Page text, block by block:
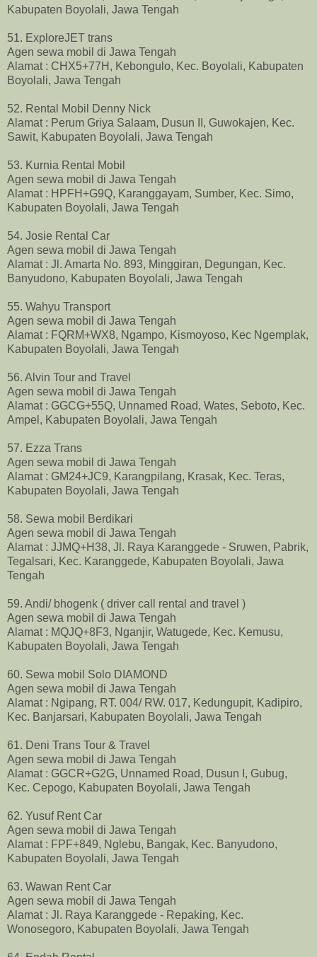
Kabupaten Boyolali, Jawa Tengah
51. ExploreJET trans
Agen sewa mobil di Jawa Tengah
Alamat : CHX5+77H, Kebongulo, Kec. Boyolali, Kabupaten
Boyolali, Jawa Tengah
52. Rental Mobil Denny Nick
Alamat : Perum Griya Salaam, Dusun II, Guwokajen, Kec.
Sawit, Kabupaten Boyolali, Jawa Tengah
53. Kurnia Rental Mobil
Agen sewa mobil di Jawa Tengah
Alamat : HPFH+G9Q, Karanggayam, Sumber, Kec. Simo,
Kabupaten Boyolali, Jawa Tengah
54. Josie Rental Car
Agen sewa mobil di Jawa Tengah
Alamat : Jl. Amarta No. 893, Minggiran, Degungan, Kec.
Banyudono, Kabupaten Boyolali, Jawa Tengah
55. Wahyu Transport
Agen sewa mobil di Jawa Tengah
Alamat : FQRM+WX8, Ngampo, Kismoyoso, Kec Ngemplak,
Kabupaten Boyolali, Jawa Tengah
56. Alvin Tour and Travel
Agen sewa mobil di Jawa Tengah
Alamat : GGCG+55Q, Unnamed Road, Wates, Seboto, Kec.
Ampel, Kabupaten Boyolali, Jawa Tengah
57. Ezza Trans
Agen sewa mobil di Jawa Tengah
Alamat : GM24+JC9, Karangpilang, Krasak, Kec. Teras,
Kabupaten Boyolali, Jawa Tengah
58. Sewa mobil Berdikari
Agen sewa mobil di Jawa Tengah
Alamat : JJMQ+H38, Jl. Raya Karanggede - Sruwen, Pabrik,
Tegalsari, Kec. Karanggede, Kabupaten Boyolali, Jawa
Tengah
59. Andi/ bhogenk ( driver call rental and travel )
Agen sewa mobil di Jawa Tengah
Alamat : MQJQ+8F3, Nganjir, Watugede, Kec. Kemusu,
Kabupaten Boyolali, Jawa Tengah
60. Sewa mobil Solo DIAMOND
Agen sewa mobil di Jawa Tengah
Alamat : Ngipang, RT. 004/ RW. 017, Kedungupit, Kadipiro,
Kec. Banjarsari, Kabupaten Boyolali, Jawa Tengah
61. Deni Trans Tour & Travel
Agen sewa mobil di Jawa Tengah
Alamat : GGCR+G2G, Unnamed Road, Dusun I, Gubug,
Kec. Cepogo, Kabupaten Boyolali, Jawa Tengah
62. Yusuf Rent Car
Agen sewa mobil di Jawa Tengah
Alamat : FPF+849, Nglebu, Bangak, Kec. Banyudono,
Kabupaten Boyolali, Jawa Tengah
63. Wawan Rent Car
Agen sewa mobil di Jawa Tengah
Alamat : Jl. Raya Karanggede - Repaking, Kec.
Wonosegoro, Kabupaten Boyolali, Jawa Tengah